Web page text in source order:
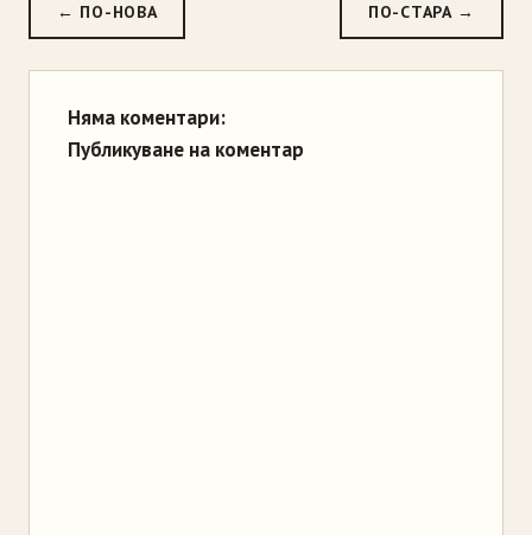
← ПО-НОВА ПО-СТАРА →
Няма коментари:
Публикуване на коментар